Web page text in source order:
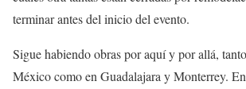
terminar antes del inicio del evento.
Sigue habiendo obras por aquí y por allá,
México como en Guadalajara y Monterrey.